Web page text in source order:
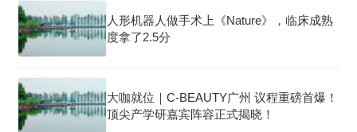
人形机器人做手术上《Nature》，临床成熟
度拿了2.5分
大咖就位｜C-BEAUTY广州 议程重磅首爆！
顶尖产学研嘉宾阵容正式揭晓！